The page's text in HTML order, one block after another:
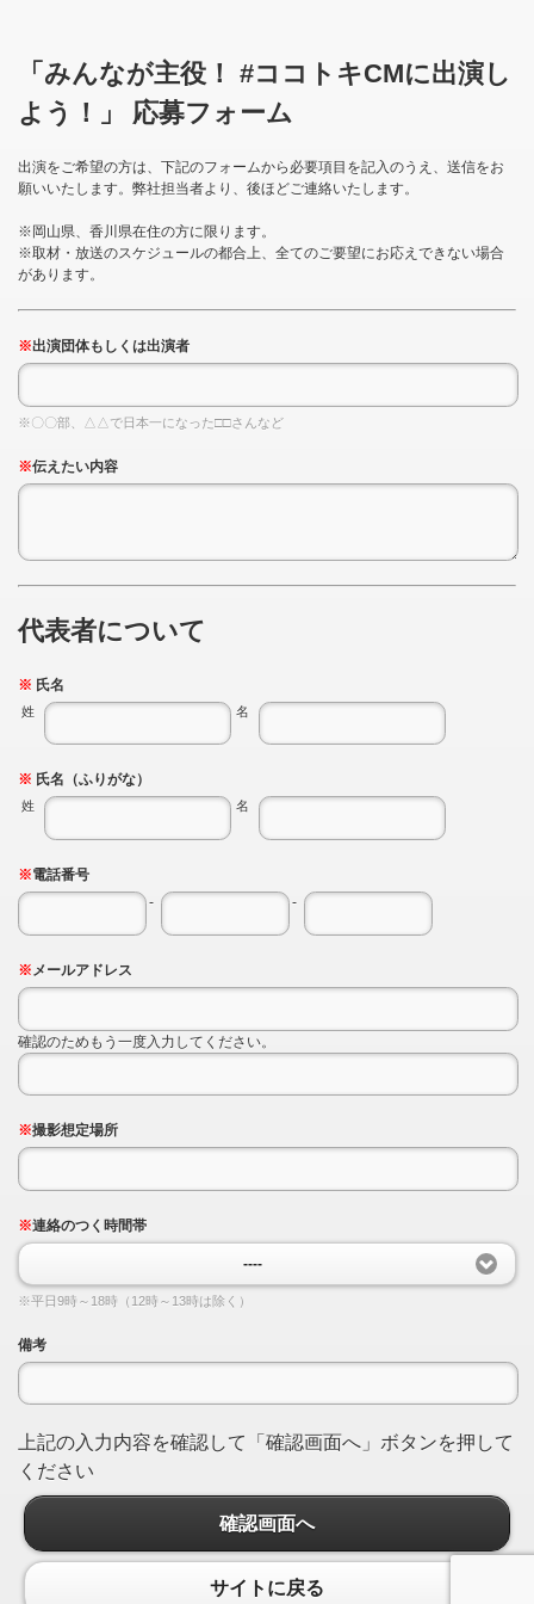
「みんなが主役！ #ココトキCMに出演し
よう！」 応募フォーム
出演をご希望の方は、下記のフォームから必要項目を記入のうえ、送信をお
願いいたします。弊社担当者より、後ほどご連絡いたします。
※岡山県、香川県在住の方に限ります。
※取材・放送のスケジュールの都合上、全てのご要望にお応えできない場合
があります。
※出演団体もしくは出演者
※〇〇部、△△で日本一になった□□さんなど
※伝えたい内容
代表者について
※ 氏名
姓 名
※ 氏名（ふりがな）
姓 名
※電話番号
-
-
※メールアドレス
確認のためもう一度入力してください。
※撮影想定場所
※連絡のつく時間帯
----
※平日9時～18時（12時～13時は除く）
備考
上記の入力内容を確認して「確認画面へ」ボタンを押して
ください
確認画面へ
サイトに戻る